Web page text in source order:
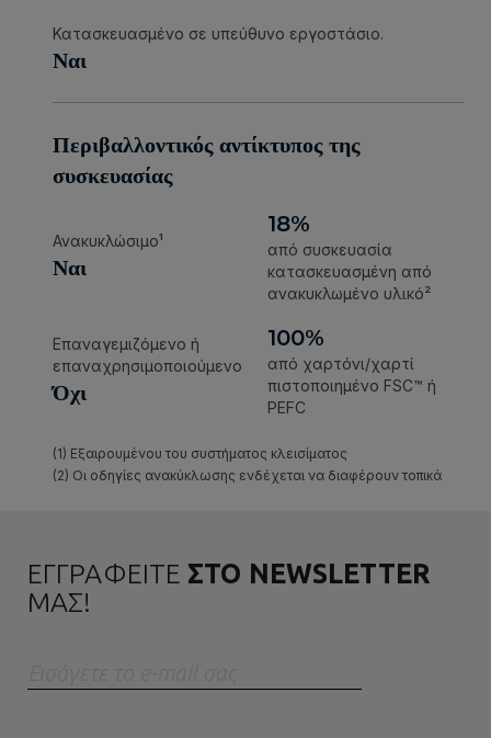
ΕΓΓΡΑΦΕΙΤΕ ΣΤΟ NEWSLETTER
ΜΑΣ!